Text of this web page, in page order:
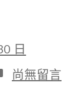
日
在
〈校
尚無留言